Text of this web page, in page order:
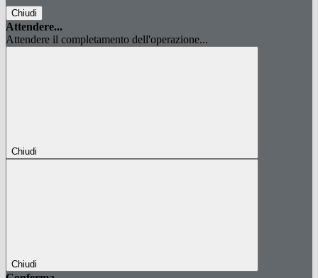
Chiudi
Attendere...
Attendere il completamento dell'operazione...
Chiudi
Chiudi